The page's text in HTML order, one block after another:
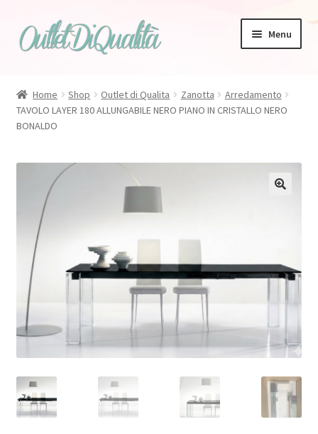
Vai
alla
Vai
al
Menu
Zanotta
Tappeti
Magis
Talenti
Home Shop Outlet di Qualita Zanotta
Arredamento
TAVOLO LAYER 180 ALLUNGABILE NERO PIANO IN CRISTALLO NERO
BONALDO